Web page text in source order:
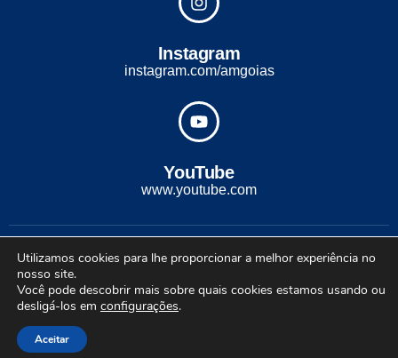
Instagram
instagram.com/amgoias
YouTube
www.youtube.com
Conexão Soluções Corporativas
Utilizamos cookies para lhe proporcionar a melhor experiência no
nosso site.
Você pode descobrir mais sobre quais cookies estamos usando ou
desligá-los em configurações.
Aceitar